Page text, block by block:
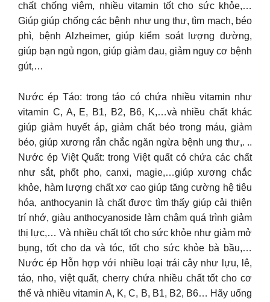
chất chống viêm, nhiều vitamin tốt cho sức khỏe,…
Giúp giúp chống các bệnh như ung thư, tìm mạch, béo
phì, bệnh Alzheimer, giúp kiểm soát lượng đường,
giúp bạn ngủ ngon, giúp giảm đau, giảm nguy cơ bệnh
gút,…
Nước ép Táo: trong táo có chứa nhiều vitamin như
vitamin C, A, E, B1, B2, B6, K,…và nhiều chất khác
giúp giảm huyết áp, giảm chất béo trong máu, giảm
béo, giúp xương rắn chắc ngăn ngừa bệnh ung thư,. ..
Nước ép Việt Quất: trong Việt quất có chứa các chất
như sắt, phốt pho, canxi, magie,…giúp xương chắc
khỏe, hàm lượng chất xơ cao giúp tăng cường hệ tiêu
hóa, anthocyanin là chất được tìm thấy giúp cải thiện
trí nhớ, giàu anthocyanoside làm chậm quá trình giảm
thị lực,… Và nhiều chất tốt cho sức khỏe như giảm mở
bụng, tốt cho da và tóc, tốt cho sức khỏe bà bầu,…
Nước ép Hỗn hợp với nhiều loại trái cây như lựu, lê,
táo, nho, việt quất, cherry chứa nhiều chất tốt cho cơ
thể và nhiều vitamin A, K, C, B, B1, B2, B6… Hãy uống